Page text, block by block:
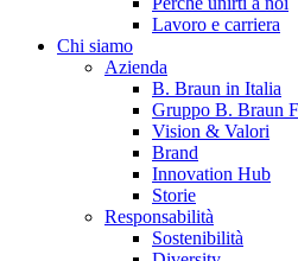
Catalogo prodotti
Trova il prodotto che stai
Hai domande o richieste?
Lavoro e carriera
Chi siamo
Azienda
B. Braun in Italia
Gruppo B. Braun
Vision & Valori
Brand
Innovation Hub
Storie
Responsabilità
Sostenibilità